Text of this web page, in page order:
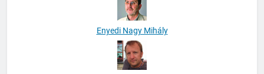
Enyedi Nagy Mihály